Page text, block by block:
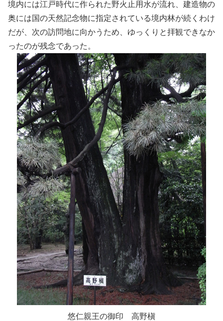
境内には江戸時代に作られた野火止用水が流れ、建造物の
奥には国の天然記念物に指定されている境内林が続くわけ
だが、次の訪問地に向かうため、ゆっくりと拝観できなか
ったのが残念であった。
悠仁親王の御印 高野槇